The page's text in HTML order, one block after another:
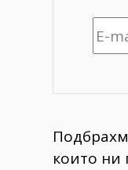
които ни